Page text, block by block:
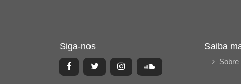
Siga-nos Saiba
Sobre